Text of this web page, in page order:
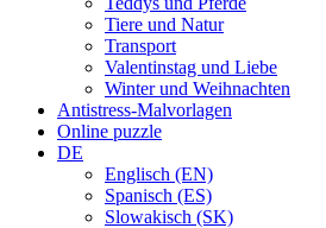
Tiere und Natur
Transport
Valentinstag und Liebe
Winter und Weihnachten
Antistress-Malvorlagen
Online puzzle
DE
Englisch (EN)
Spanisch (ES)
Slowakisch (SK)